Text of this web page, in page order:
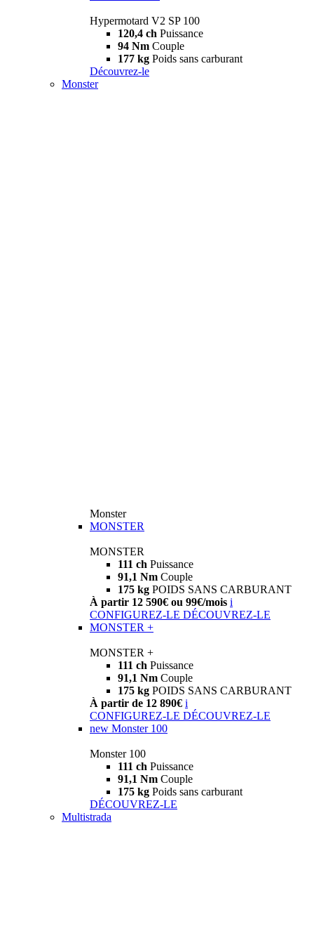
Hypermotard V2 SP 100
120,4 ch Puissance
94 Nm Couple
177 kg Poids sans carburant
Découvrez-le
Monster
Monster
MONSTER
MONSTER
111 ch Puissance
91,1 Nm Couple
175 kg POIDS SANS CARBURANT
À partir 12 590€ ou 99€/mois i
CONFIGUREZ-LE DÉCOUVREZ-LE
MONSTER +
MONSTER +
111 ch Puissance
91,1 Nm Couple
175 kg POIDS SANS CARBURANT
À partir de 12 890€ i
CONFIGUREZ-LE DÉCOUVREZ-LE
new Monster 100
Monster 100
111 ch Puissance
91,1 Nm Couple
175 kg Poids sans carburant
DÉCOUVREZ-LE
Multistrada